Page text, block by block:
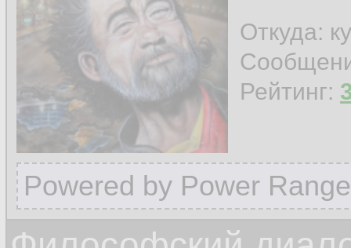
Откуда:
Рейтинг:
Powered by Power